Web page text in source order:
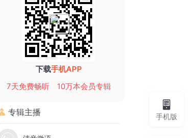
下载手机APP
7天免费畅听
10万本会员专辑
专辑主播 手机版